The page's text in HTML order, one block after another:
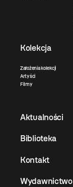
Kolekcja
Założenia kolekcji
Artyści
Filmy
Aktualności
Biblioteka
Kontakt
Wydawnictwo